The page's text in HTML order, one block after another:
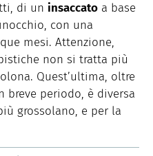
di un insaccato a base
con una
mesi. Attenzione,
non si tratta più
Quest’ultima, oltre
breve periodo, è diversa
grossolano, e per la